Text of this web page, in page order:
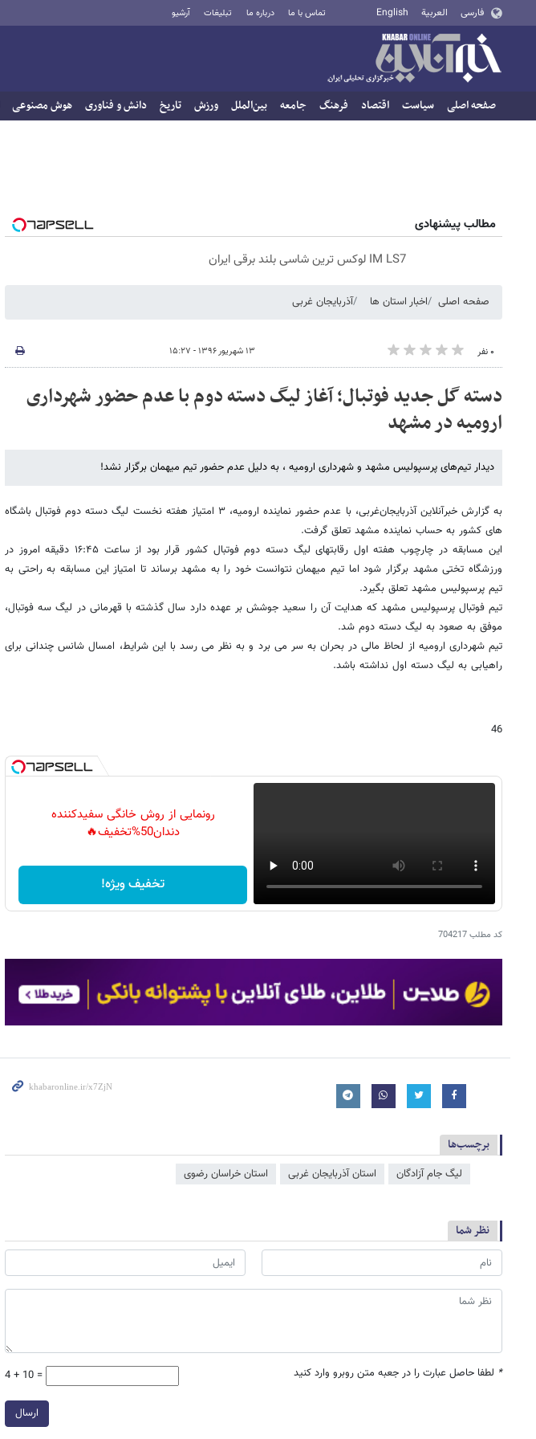
فارسی العربية English تماس با ما درباره ما تبلیغات آرشیو
صفحه اصلی سیاست اقتصاد فرهنگ جامعه بین‌الملل ورزش تاریخ دانش و فناوری هوش مصنوعی
مطالب پیشنهادی
IM LS7 لوکس ترین شاسی بلند برقی ایران
صفحه اصلی اخبار استان ها آذربایجان غربی
۰ نفر ۱۳ شهریور ۱۳۹۶ - ۱۵:۲۷
دسته گل جدید فوتبال؛ آغاز لیگ دسته دوم با عدم حضور شهرداری
ارومیه در مشهد
دیدار تیم‌های پرسپولیس مشهد و شهرداری ارومیه ، به دلیل عدم حضور تیم میهمان برگزار نشد!
به گزارش خبرآنلاین آذربایجان‌غربی، با عدم حضور نماینده ارومیه، ۳ امتیاز هفته نخست لیگ دسته دوم فوتبال باشگاه
های کشور به حساب نماینده مشهد تعلق گرفت.
این مسابقه در چارچوب هفته اول رقابتهای لیگ دسته دوم فوتبال کشور قرار بود از ساعت ۱۶:۴۵ دقیقه امروز در
ورزشگاه تختی مشهد برگزار شود اما تیم میهمان نتوانست خود را به مشهد برساند تا امتیاز این مسابقه به راحتی به
تیم پرسپولیس مشهد تعلق بگیرد.
تیم فوتبال پرسپولیس مشهد که هدایت آن را سعید جوشش بر عهده دارد سال گذشته با قهرمانی در لیگ سه فوتبال،
موفق به صعود به لیگ دسته دوم شد.
تیم شهرداری ارومیه از لحاظ مالی در بحران به سر می برد و به نظر می رسد با این شرایط، امسال شانس چندانی برای
راهیابی به لیگ دسته اول نداشته باشد.
46
رونمایی از روش خانگی سفیدکننده
دندان50%تخفیف🔥
تخفیف ویژه!
کد مطلب704217
برچسب‌ها
لیگ جام آزادگان استان آذربایجان غربی استان خراسان رضوی
نظر شما
* لطفا حاصل عبارت را در جعبه متن روبرو وارد کنید 4 + 10 =
ارسال